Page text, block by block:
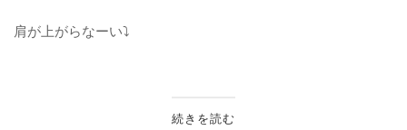
肩が上がらなーい⤵︎
続きを読む